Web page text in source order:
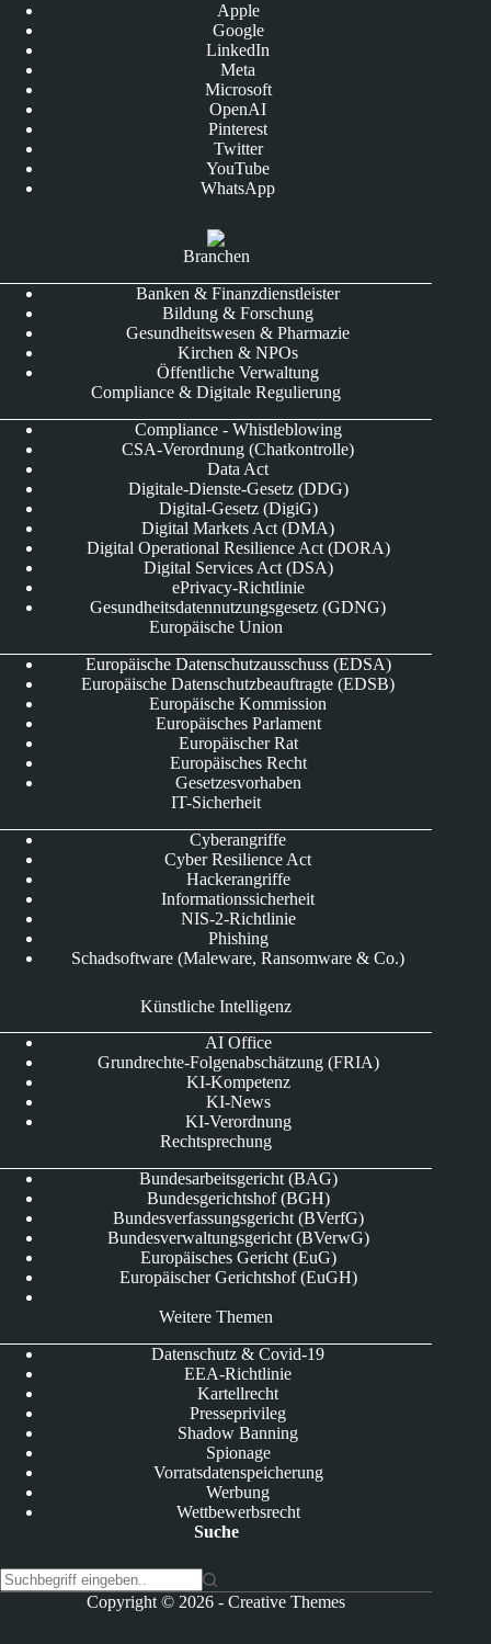
Apple
Google
LinkedIn
Meta
Microsoft
OpenAI
Pinterest
Twitter
YouTube
WhatsApp
Branchen
Banken & Finanzdienstleister
Bildung & Forschung
Gesundheitswesen & Pharmazie
Kirchen & NPOs
Öffentliche Verwaltung
Compliance & Digitale Regulierung
Compliance - Whistleblowing
CSA-Verordnung (Chatkontrolle)
Data Act
Digitale-Dienste-Gesetz (DDG)
Digital-Gesetz (DigiG)
Digital Markets Act (DMA)
Digital Operational Resilience Act (DORA)
Digital Services Act (DSA)
ePrivacy-Richtlinie
Gesundheitsdatennutzungsgesetz (GDNG)
Europäische Union
Europäische Datenschutzausschuss (EDSA)
Europäische Datenschutzbeauftragte (EDSB)
Europäische Kommission
Europäisches Parlament
Europäischer Rat
Europäisches Recht
Gesetzesvorhaben
IT-Sicherheit
Cyberangriffe
Cyber Resilience Act
Hackerangriffe
Informationssicherheit
NIS-2-Richtlinie
Phishing
Schadsoftware (Maleware, Ransomware & Co.)
Künstliche Intelligenz
AI Office
Grundrechte-Folgenabschätzung (FRIA)
KI-Kompetenz
KI-News
KI-Verordnung
Rechtsprechung
Bundesarbeitsgericht (BAG)
Bundesgerichtshof (BGH)
Bundesverfassungsgericht (BVerfG)
Bundesverwaltungsgericht (BVerwG)
Europäisches Gericht (EuG)
Europäischer Gerichtshof (EuGH)
Weitere Themen
Datenschutz & Covid-19
EEA-Richtlinie
Kartellrecht
Presseprivileg
Shadow Banning
Spionage
Vorratsdatenspeicherung
Werbung
Wettbewerbsrecht
Suche
Copyright © 2026 -Creative Themes